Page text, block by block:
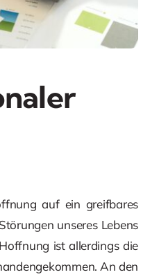
auf ein greifbares
unseres Lebens
ist allerdings die
An den